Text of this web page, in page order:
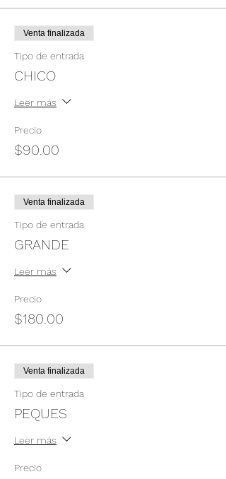
Venta finalizada
Tipo de entrada
CHICO
Leer más
Precio
$90.00
Venta finalizada
Tipo de entrada
GRANDE
Leer más
Precio
$180.00
Venta finalizada
Tipo de entrada
PEQUES
Leer más
Precio